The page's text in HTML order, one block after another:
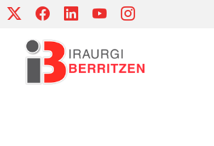
Skip
content